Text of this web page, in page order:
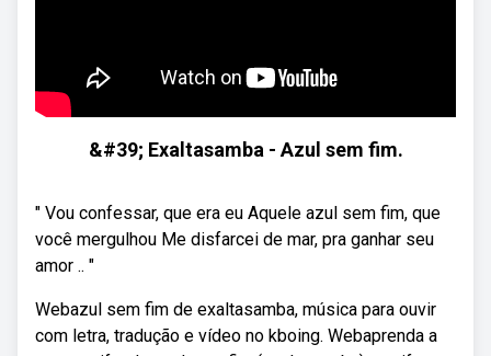
&#39; Exaltasamba - Azul sem fim.
" Vou confessar, que era eu Aquele azul sem fim, que
você mergulhou Me disfarcei de mar, pra ganhar seu
amor .. "
Webazul sem fim de exaltasamba, música para ouvir
com letra, tradução e vídeo no kboing. Webaprenda a